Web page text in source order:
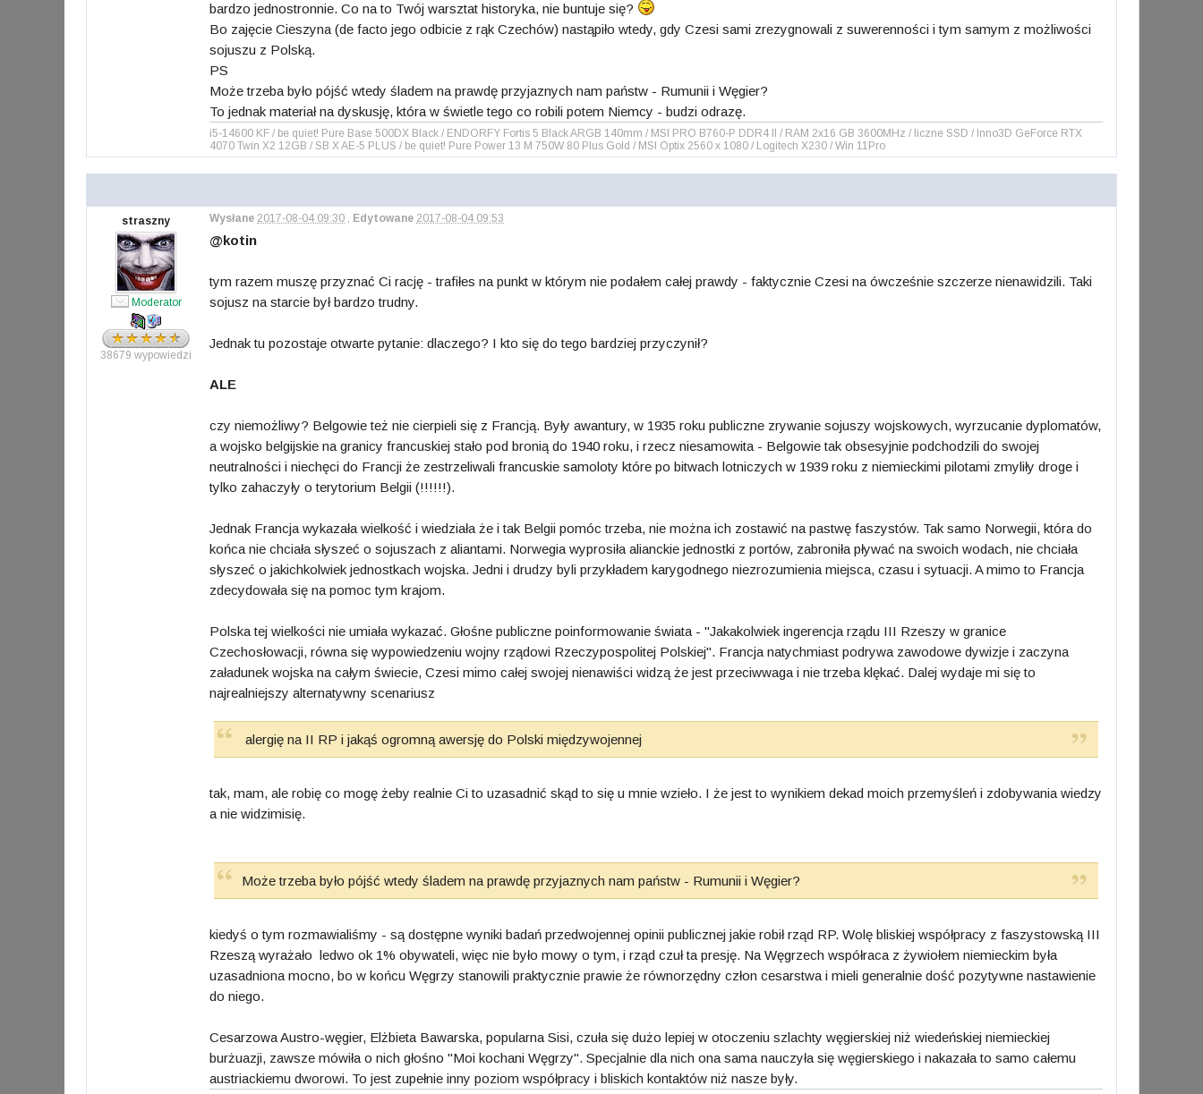
bardzo jednostronnie. Co na to Twój warsztat historyka, nie buntuje się?
Bo zajęcie Cieszyna (de facto jego odbicie z rąk Czechów) nastąpiło wtedy, gdy Czesi sami zrezygnowali z suwerenności i tym samym z możliwości
sojuszu z Polską.
PS
Może trzeba było pójść wtedy śladem na prawdę przyjaznych nam państw - Rumunii i Węgier?
To jednak materiał na dyskusję, która w świetle tego co robili potem Niemcy - budzi odrazę.
i5-14600 KF / be quiet! Pure Base 500DX Black / ENDORFY Fortis 5 Black ARGB 140mm / MSI PRO B760-P DDR4 II / RAM 2x16 GB 3600MHz / liczne SSD / Inno3D GeForce RTX
4070 Twin X2 12GB / SB X AE-5 PLUS / be quiet! Pure Power 13 M 750W 80 Plus Gold / MSI Optix 2560 x 1080 / Logitech X230 / Win 11Pro
straszny
Moderator
38679 wypowiedzi
Wysłane 2017-08-04 09:30 , Edytowane 2017-08-04 09:53
@kotin
tym razem muszę przyznać Ci rację - trafiłes na punkt w którym nie podałem całej prawdy - faktycznie Czesi na ówcześnie szczerze nienawidzili. Taki
sojusz na starcie był bardzo trudny.
Jednak tu pozostaje otwarte pytanie: dlaczego? I kto się do tego bardziej przyczynił?
ALE
czy niemożliwy? Belgowie też nie cierpieli się z Francją. Były awantury, w 1935 roku publiczne zrywanie sojuszy wojskowych, wyrzucanie dyplomatów,
a wojsko belgijskie na granicy francuskiej stało pod bronią do 1940 roku, i rzecz niesamowita - Belgowie tak obsesyjnie podchodzili do swojej
neutralności i niechęci do Francji że zestrzeliwali francuskie samoloty które po bitwach lotniczych w 1939 roku z niemieckimi pilotami zmyliły droge i
tylko zahaczyły o terytorium Belgii (!!!!!!).
Jednak Francja wykazała wielkość i wiedziała że i tak Belgii pomóc trzeba, nie można ich zostawić na pastwę faszystów. Tak samo Norwegii, która do
końca nie chciała słyszeć o sojuszach z aliantami. Norwegia wyprosiła alianckie jednostki z portów, zabroniła pływać na swoich wodach, nie chciała
słyszeć o jakichkolwiek jednostkach wojska. Jedni i drudzy byli przykładem karygodnego niezrozumienia miejsca, czasu i sytuacji. A mimo to Francja
zdecydowała się na pomoc tym krajom.
Polska tej wielkości nie umiała wykazać. Głośne publiczne poinformowanie świata - "Jakakolwiek ingerencja rządu III Rzeszy w granice
Czechosłowacji, równa się wypowiedzeniu wojny rządowi Rzeczypospolitej Polskiej". Francja natychmiast podrywa zawodowe dywizje i zaczyna
załadunek wojska na całym świecie, Czesi mimo całej swojej nienawiści widzą że jest przeciwwaga i nie trzeba klękać. Dalej wydaje mi się to
najrealniejszy alternatywny scenariusz
alergię na II RP i jakąś ogromną awersję do Polski międzywojennej
tak, mam, ale robię co mogę żeby realnie Ci to uzasadnić skąd to się u mnie wzieło. I że jest to wynikiem dekad moich przemyśleń i zdobywania wiedzy
a nie widzimisię.
Może trzeba było pójść wtedy śladem na prawdę przyjaznych nam państw - Rumunii i Węgier?
kiedyś o tym rozmawialiśmy - są dostępne wyniki badań przedwojennej opinii publicznej jakie robił rząd RP. Wolę bliskiej współpracy z faszystowską III
Rzeszą wyrażało ledwo ok 1% obywateli, więc nie było mowy o tym, i rząd czuł ta presję. Na Węgrzech współraca z żywiołem niemieckim była
uzasadniona mocno, bo w końcu Węgrzy stanowili praktycznie prawie że równorzędny człon cesarstwa i mieli generalnie dość pozytywne nastawienie
do niego.
Cesarzowa Austro-węgier, Elżbieta Bawarska, popularna Sisi, czuła się dużo lepiej w otoczeniu szlachty węgierskiej niż wiedeńskiej niemieckiej
burżuazji, zawsze mówiła o nich głośno "Moi kochani Węgrzy". Specjalnie dla nich ona sama nauczyła się węgierskiego i nakazała to samo całemu
austriackiemu dworowi. To jest zupełnie inny poziom współpracy i bliskich kontaktów niż nasze były.